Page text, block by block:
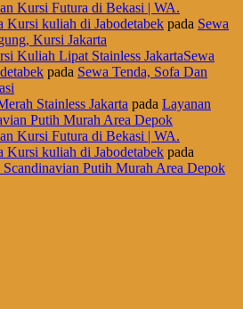
Kursi Futura di Bekasi | WA.
Kursi kuliah di Jabodetabek pada Sewa
Kursi Jakarta
Kuliah Lipat Stainless JakartaSewa
pada Sewa Tenda, Sofa Dan
Stainless Jakarta pada Layanan
Putih Murah Area Depok
Kursi Futura di Bekasi | WA.
Kursi kuliah di Jabodetabek pada
Putih Murah Area Depok